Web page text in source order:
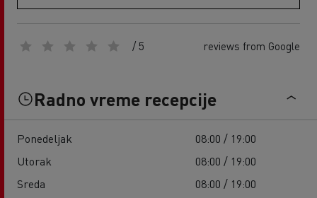
/ 5 reviews from Google
Radno vreme recepcije
Ponedeljak
08:00 / 19:00
Utorak
08:00 / 19:00
Sreda
08:00 / 19:00